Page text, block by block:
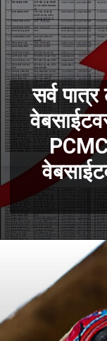
सर्व पात्र